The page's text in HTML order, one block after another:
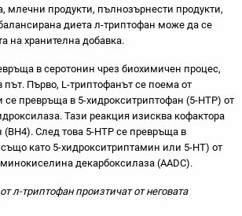
млечни продукти, пълнозърнести продукти,
диета л-триптофан може да се
на хранителна добавка.
в серотонин чрез биохимичен процес,
път. Първо, L-триптофанът се поема от
се превръща в 5-хидрокситриптофан (5-HTP) от
Тази реакция изисква кофактора
(BH4). След това 5-HTP се превръща в
като 5-хидрокситриптамин или 5-НТ) от
декарбоксилаза (AADC).
л-триптофан произтичат от неговата